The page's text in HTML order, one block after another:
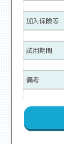
加入保険等
試用期間
備考